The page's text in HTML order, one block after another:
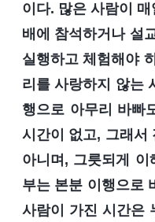
이다. 많은 사람이
배에 참석하거나 설
실행하고 체험해야
리를 사랑하지 않는
행으로 아무리 바빠
시간이 없고, 그래서
아니며, 그릇되게
부는 본분 이행으로
사람이 가진 시간은